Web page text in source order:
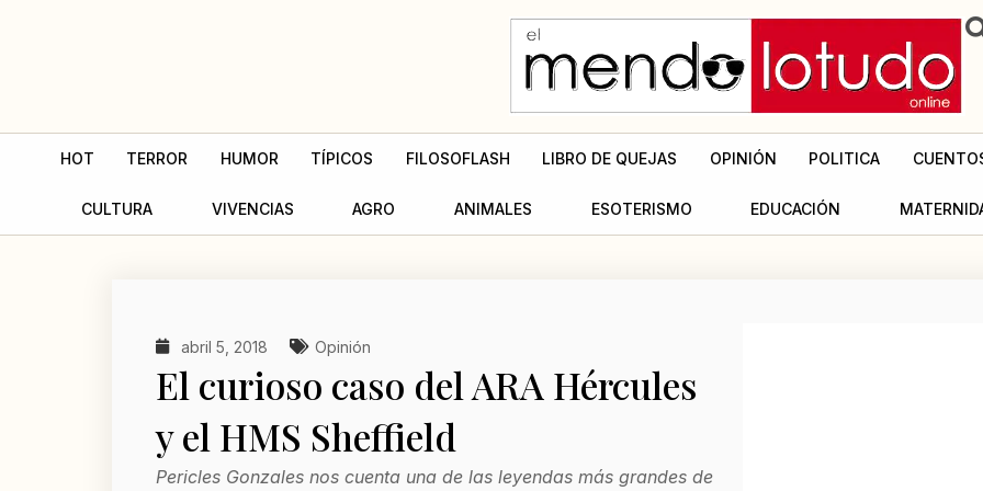
HOT TERROR HUMOR TÍPICOS FILOSOFLASH LIBRO DE QUEJAS OPINIÓN POLITICA
CULTURA VIVENCIAS AGRO ANIMALES ESOTERISMO EDUCACIÓN
abril 5, 2018 Opinión
El curioso caso del ARA Hércules
y el HMS Sheffield
Pericles Gonzales nos cuenta una de las leyendas más grandes de